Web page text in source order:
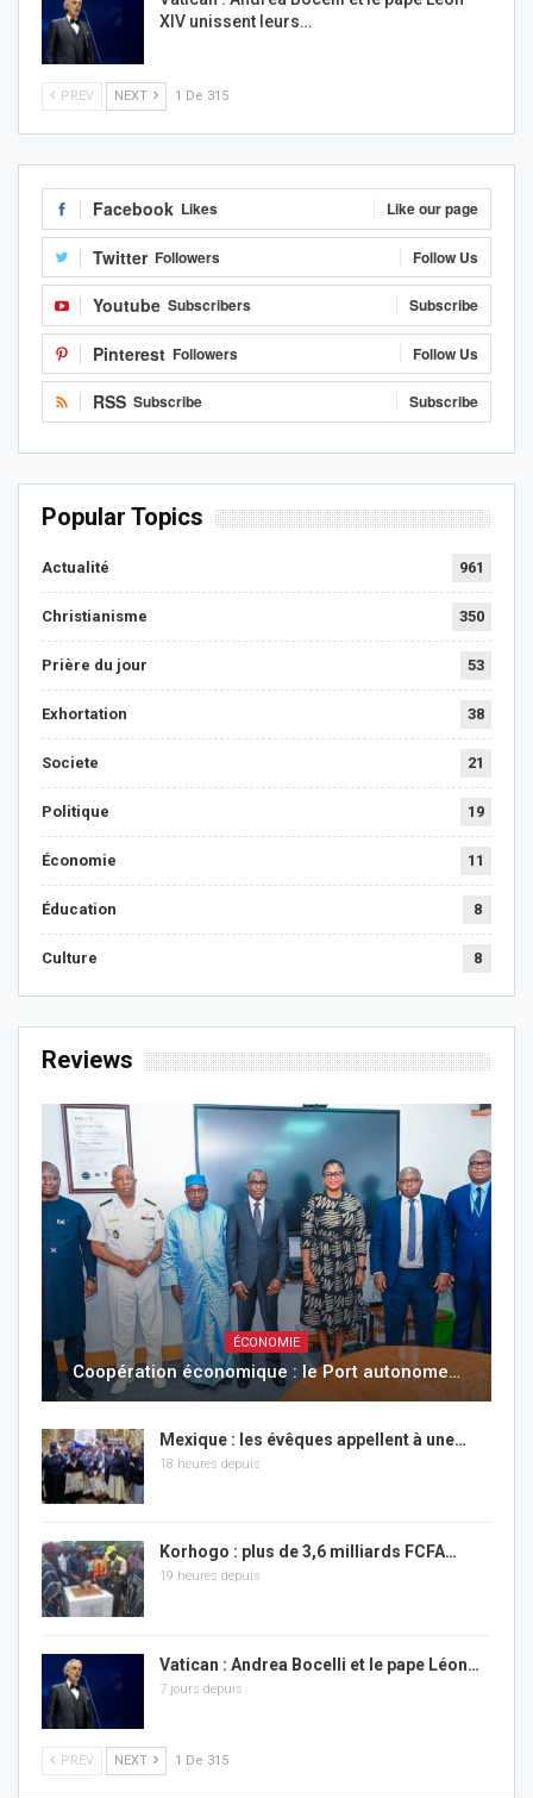
XIV unissent leurs…
PREV NEXT 1 De 315
Facebook Likes Like our page
Twitter Followers Follow Us
Youtube Subscribers Subscribe
Pinterest Followers Follow Us
RSS Subscribe Subscribe
Popular Topics
Actualité 961
Christianisme 350
Prière du jour 53
Exhortation 38
Societe 21
Politique 19
Économie 11
Éducation 8
Culture 8
Reviews
ÉCONOMIE
Coopération économique : le Port autonome…
Mexique : les évêques appellent à une…
18 heures depuis
Korhogo : plus de 3,6 milliards FCFA…
19 heures depuis
Vatican : Andrea Bocelli et le pape Léon…
7 jours depuis
PREV NEXT 1 De 315